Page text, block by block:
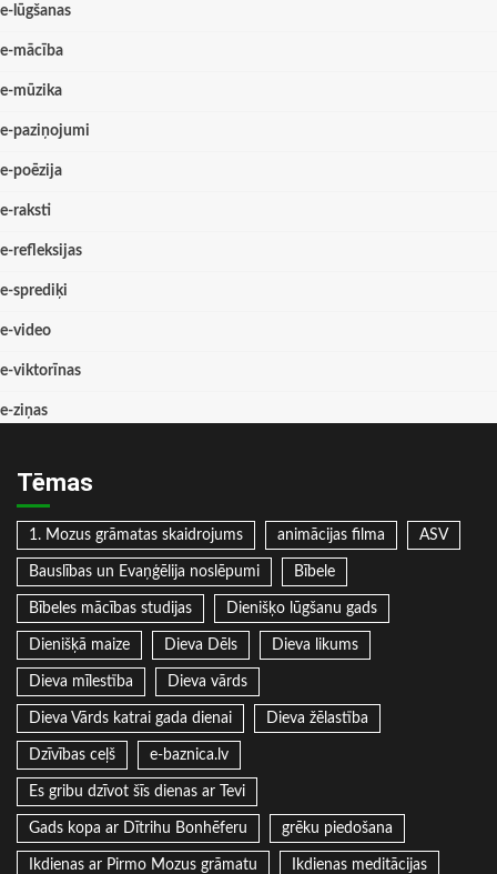
e-lūgšanas
e-mācība
e-mūzika
e-paziņojumi
e-poēzija
e-raksti
e-refleksijas
e-sprediķi
e-video
e-viktorīnas
e-ziņas
Tēmas
1. Mozus grāmatas skaidrojums animācijas filma ASV
Bauslības un Evaņģēlija noslēpumi Bībele
Bībeles mācības studijas Dienišķo lūgšanu gads
Dienišķā maize Dieva Dēls Dieva likums
Dieva mīlestība Dieva vārds
Dieva Vārds katrai gada dienai Dieva žēlastība
Dzīvības ceļš e-baznica.lv
Es gribu dzīvot šīs dienas ar Tevi
Gads kopa ar Dītrihu Bonhēferu grēku piedošana
Ikdienas ar Pirmo Mozus grāmatu Ikdienas meditācijas